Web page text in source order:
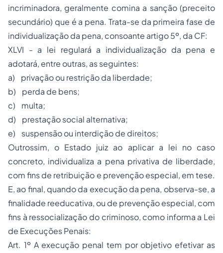
incriminadora, geralmente comina a sanção (preceito
secundário) que é a pena. Trata-se da primeira fase de
individualização da pena, consoante artigo 5º, da CF:
XLVI - a lei regulará a individualização da pena e
adotará, entre outras, as seguintes:
a) privação ou restrição da liberdade;
b) perda de bens;
c) multa;
d) prestação social alternativa;
e) suspensão ou interdição de direitos;
Outrossim, o Estado juiz ao aplicar a lei no caso
concreto, individualiza a pena privativa de liberdade,
com fins de retribuição e prevenção especial, em tese.
E, ao final, quando da execução da pena, observa-se, a
finalidade reeducativa, ou de prevenção especial, com
fins à ressocialização do criminoso, como informa a Lei
de Execuções Penais:
Art. 1º A execução penal tem por objetivo efetivar as